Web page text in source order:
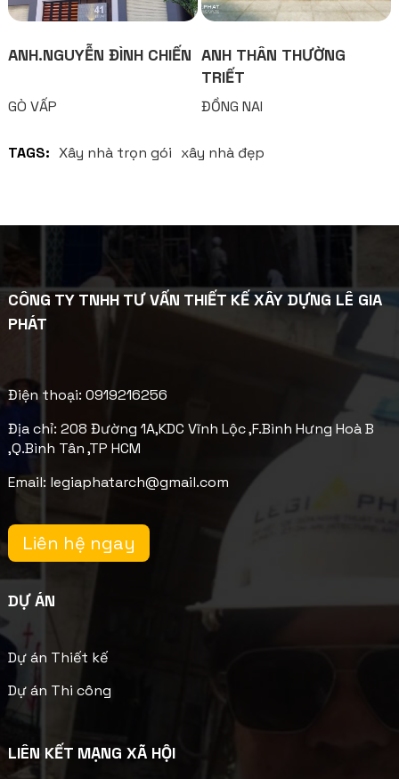
ANH.NGUYỄN ĐÌNH CHIẾN
GÒ VẤP
ANH THÂN THƯỜNG
TRIẾT
ĐỒNG NAI
TAGS: Xây nhà trọn gói xây nhà đẹp
CÔNG TY TNHH TƯ VẤN THIẾT KẾ XÂY DỰNG LÊ GIA
PHÁT
Điện thoại: 0919216256
Địa chỉ: 208 Đường 1A,KDC Vĩnh Lộc ,F.Bình Hưng Hoà B
,Q.Bình Tân ,TP HCM
Email: legiaphatarch@gmail.com
Liên hệ ngay
DỰ ÁN
Dự án Thiết kế
Dự án Thi công
LIÊN KẾT MẠNG XÃ HỘI